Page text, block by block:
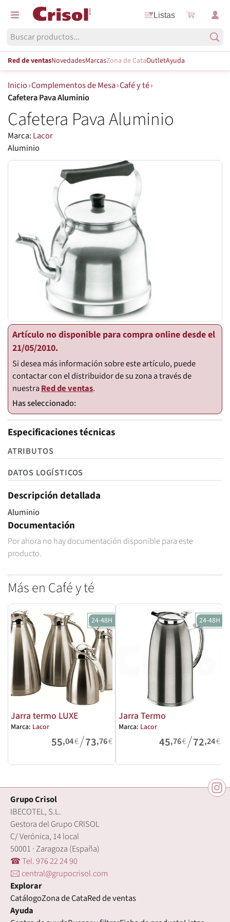
Listas
Red de ventasNovedadesMarcasZona de CataOutletAyuda
Inicio›Complementos de Mesa›Café y té›
Cafetera Pava Aluminio
Cafetera Pava Aluminio
Marca: Lacor
Aluminio
Artículo no disponible para compra online desde el
21/05/2010.
Si desea más información sobre este artículo, puede
contactar con el distribuidor de su zona a través de
nuestraRed de ventas.
Especificaciones técnicas
ATRIBUTOS
DATOS LOGÍSTICOS
Descripción detallada
Aluminio
Documentación
Por ahora no hay documentación disponible para este
producto.
Más en Café y té
24-48H
Jarra termo LUXE
Marca: Lacor
55,04€/73,76€
24-48H
Jarra Termo
Marca: Lacor
45,76€/72,24€
Grupo Crisol
IBECOTEL, S.L.
Gestora del Grupo CRISOL
C/ Verónica, 14 local
50001 · Zaragoza (España)
☎ Tel. 976 22 24 90
🖂 central@grupocrisol.com
Explorar
CatálogoZona de CataRed de ventas
Ayuda